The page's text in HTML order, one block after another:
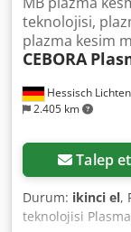
Hessisch
2.405 km
teknolojisi,
plazma kesim
CEBORA
Talep
Durum: ikinci el,
teknolojisi